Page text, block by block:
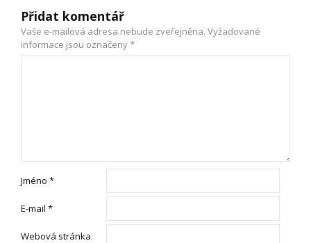
Přidat komentář
Vaše e-mailová adresa nebude zveřejněna. Vyžadované
informace jsou označeny*
Jméno *
E-mail *
Webová stránka